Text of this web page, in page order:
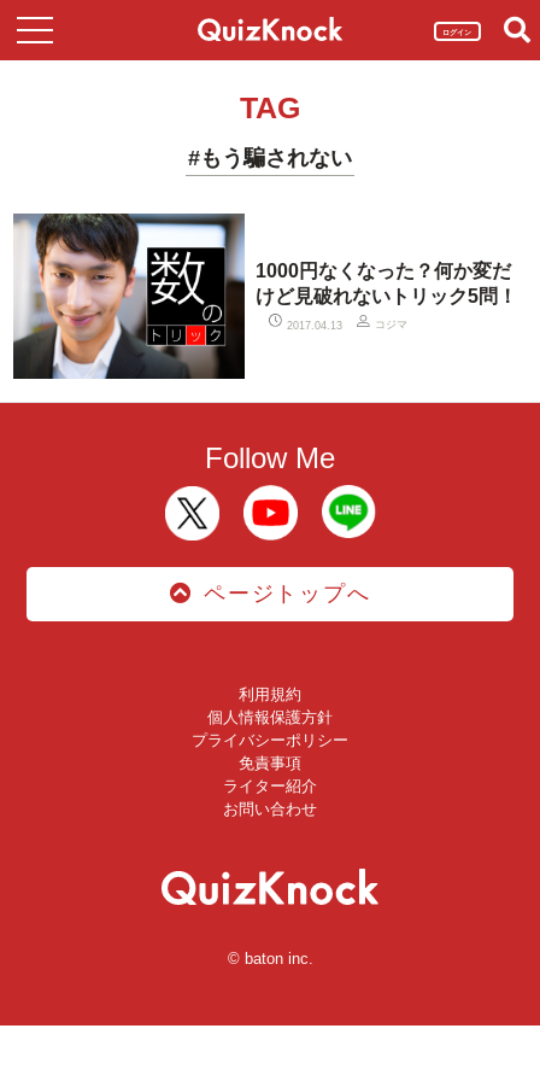
ログイン
TAG
#もう騙されない
1000円なくなった？何か変だ
けど見破れないトリック5問！
2017.04.13 コジマ
Follow Me
ページトップへ
利用規約
個人情報保護方針
プライバシーポリシー
免責事項
ライター紹介
お問い合わせ
© baton inc.